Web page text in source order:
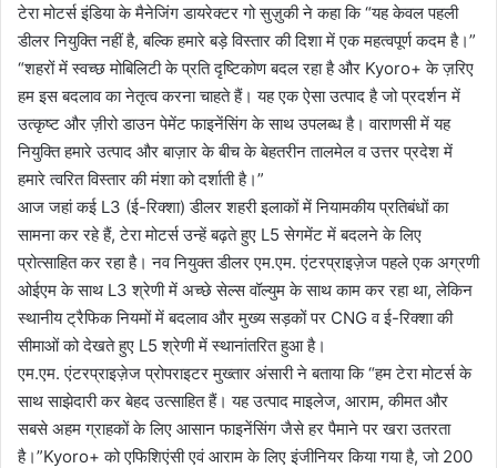
टेरा मोटर्स इंडिया के मैनेजिंग डायरेक्टर गो सुज़ुकी ने कहा कि “यह केवल पहली
डीलर नियुक्ति नहीं है, बल्कि हमारे बड़े विस्तार की दिशा में एक महत्वपूर्ण कदम है।”
“शहरों में स्वच्छ मोबिलिटी के प्रति दृष्टिकोण बदल रहा है और Kyoro+ के ज़रिए
हम इस बदलाव का नेतृत्व करना चाहते हैं। यह एक ऐसा उत्पाद है जो प्रदर्शन में
उत्कृष्ट और ज़ीरो डाउन पेमेंट फाइनेंसिंग के साथ उपलब्ध है। वाराणसी में यह
नियुक्ति हमारे उत्पाद और बाज़ार के बीच के बेहतरीन तालमेल व उत्तर प्रदेश में
हमारे त्वरित विस्तार की मंशा को दर्शाती है।”
आज जहां कई L3 (ई-रिक्शा) डीलर शहरी इलाकों में नियामकीय प्रतिबंधों का
सामना कर रहे हैं, टेरा मोटर्स उन्हें बढ़ते हुए L5 सेगमेंट में बदलने के लिए
प्रोत्साहित कर रहा है। नव नियुक्त डीलर एम.एम. एंटरप्राइज़ेज पहले एक अग्रणी
ओईएम के साथ L3 श्रेणी में अच्छे सेल्स वॉल्युम के साथ काम कर रहा था, लेकिन
स्थानीय ट्रैफिक नियमों में बदलाव और मुख्य सड़कों पर CNG व ई-रिक्शा की
सीमाओं को देखते हुए L5 श्रेणी में स्थानांतरित हुआ है।
एम.एम. एंटरप्राइज़ेज प्रोपराइटर मुख्तार अंसारी ने बताया कि “हम टेरा मोटर्स के
साथ साझेदारी कर बेहद उत्साहित हैं। यह उत्पाद माइलेज, आराम, कीमत और
सबसे अहम ग्राहकों के लिए आसान फाइनेंसिंग जैसे हर पैमाने पर खरा उतरता
है।”Kyoro+ को एफिशिएंसी एवं आराम के लिए इंजीनियर किया गया है, जो 200